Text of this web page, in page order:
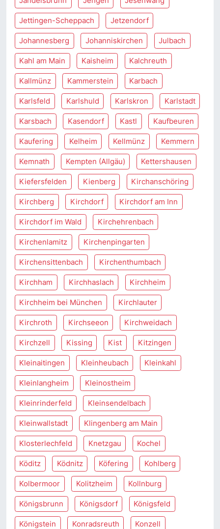
Jettingen-Scheppach Jetzendorf
Johannesberg Johanniskirchen Julbach
Kahl am Main Kaisheim Kalchreuth
Kallmünz Kammerstein Karbach
Karlsfeld Karlshuld Karlskron Karlstadt
Karsbach Kasendorf Kastl Kaufbeuren
Kaufering Kelheim Kellmünz Kemmern
Kemnath Kempten (Allgäu) Kettershausen
Kiefersfelden Kienberg Kirchanschöring
Kirchberg Kirchdorf Kirchdorf am Inn
Kirchdorf im Wald Kirchehrenbach
Kirchenlamitz Kirchenpingarten
Kirchensittenbach Kirchenthumbach
Kirchham Kirchhaslach Kirchheim
Kirchheim bei München Kirchlauter
Kirchroth Kirchseeon Kirchweidach
Kirchzell Kissing Kist Kitzingen
Kleinaitingen Kleinheubach Kleinkahl
Kleinlangheim Kleinostheim
Kleinrinderfeld Kleinsendelbach
Kleinwallstadt Klingenberg am Main
Klosterlechfeld Knetzgau Kochel
Köditz Ködnitz Köfering Kohlberg
Kolbermoor Kolitzheim Kollnburg
Königsbrunn Königsdorf Königsfeld
Königstein Konradsreuth Konzell